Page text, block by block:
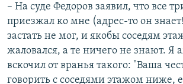
– На суде Федоров заявил, что все
приезжал ко мне (адрес-то он
застать не мог, и якобы соседям
жаловался, а те ничего не знают. Я
вскочил от вранья такого: "Ваша
говорить с соседями этажом ниже,